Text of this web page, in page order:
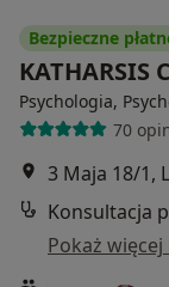
Bezpieczne
Psychologia,
70
3 Maja 18/1,
Konsultacja
Pokaż więcej